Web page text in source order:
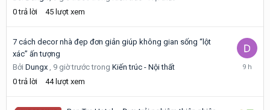
0 trả lời 45 lượt xem
7 cách decor nhà đẹp đơn giản giúp không gian sống “lột
xác” ấn tượng
Bởi Dungx , 9 giờ trướctrong Kiến trúc - Nội thất
0 trả lời 44 lượt xem